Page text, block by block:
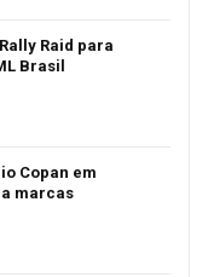
Raid para
Brasil
Copan em
marcas